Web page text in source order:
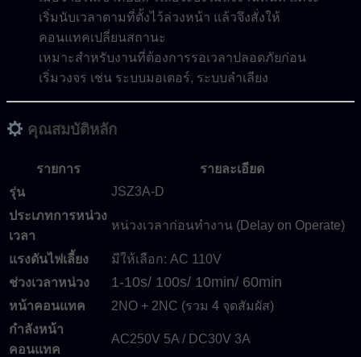
เริ่มนับเวลาตามที่ตั้งไว้ล่วงหน้า แล้วจึงสั่งให้
คอนแทคเปลี่ยนสถานะ
เหมาะสำหรับงานที่ต้องการรอเวลาปลอดภัยก่อน
เริ่มวงจร เช่น ระบบมอเตอร์, ระบบลำเลียง
คุณสมบัติหลัก
รายการ
รายละเอียด
รุ่น
JSZ3A-D
ประเภทการหน่วง
เวลา
หน่วงเวลาก่อนทำงาน (Delay on Operate)
แรงดันไฟเลี้ยง
มีให้เลือก: AC 110V
ช่วงเวลาหน่วง
1-10s/ 100s/ 10min/ 60min
หน้าคอนแทค
2NO + 2NC (รวม 4 จุดสัมผัส)
กำลังหน้า
คอนแทค
AC250V 5A / DC30V 3A